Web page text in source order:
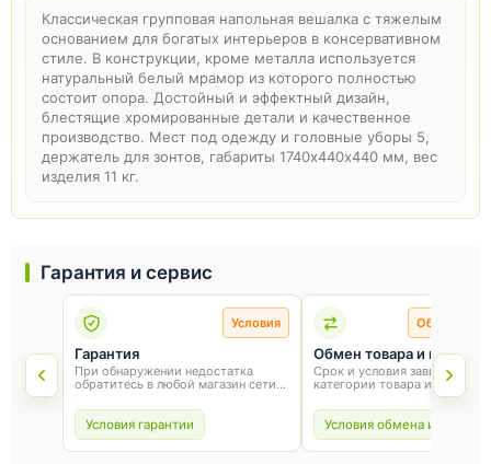
Гарантия и сервис
Условия
Гарантия
При обнаружении недостатка
обратитесь в любой магазин сети
от товара и соблюдения правил
эксплуатации.
Условия гарантии
Обмен и
Обмен товара и возврат
Срок и условия зависят от
категории товара и способа
покупки. Для обмена или
сохраните товарный вид,
и чек.
Условия обмена и
Классическая групповая напольная вешалка с тяжелым
основанием для богатых интерьеров в консервативном
стиле. В конструкции, кроме металла используется
натуральный белый мрамор из которого полностью
состоит опора. Достойный и эффектный дизайн,
блестящие хромированные детали и качественное
производство. Мест под одежду и головные уборы 5,
держатель для зонтов, габариты 1740х440х440 мм, вес
изделия 11 кг.